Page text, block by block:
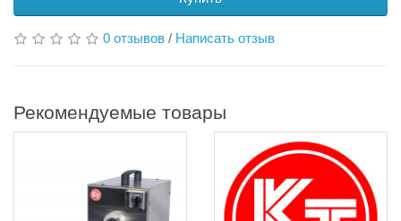
0 отзывов / Написать отзыв
Рекомендуемые товары